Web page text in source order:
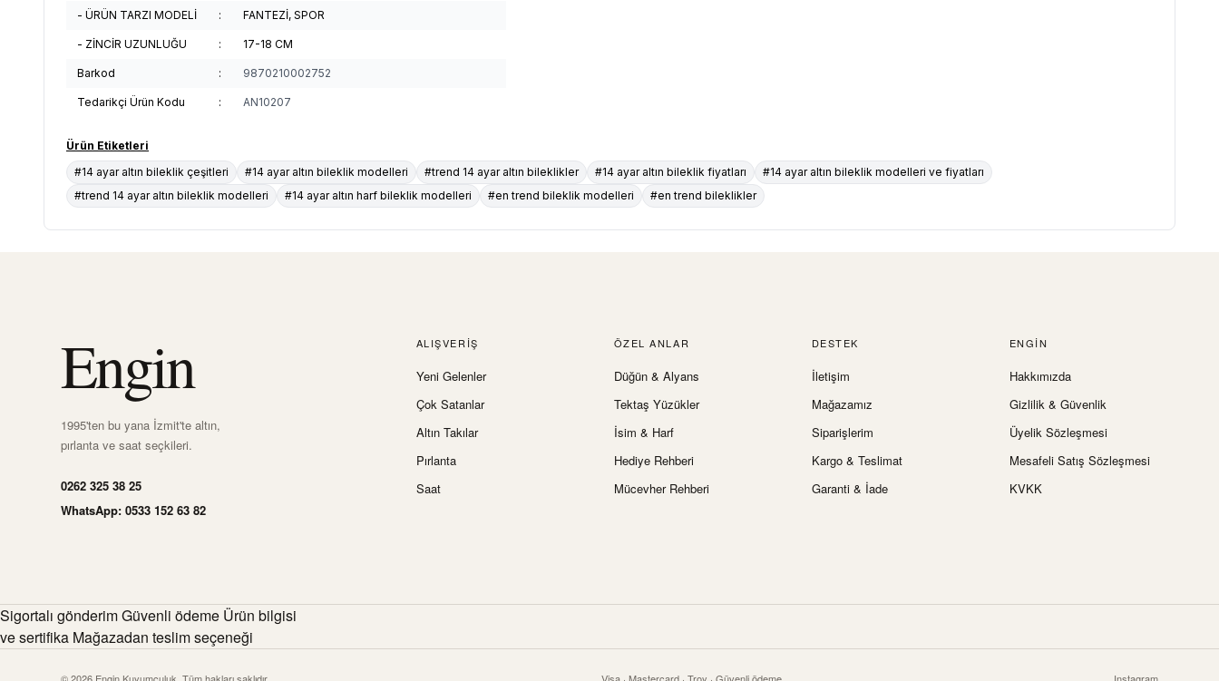
- ÜRÜN TARZI MODELİ : FANTEZİ, SPOR
- ZİNCİR UZUNLUĞU : 17-18 CM
Barkod : 9870210002752
Tedarikçi Ürün Kodu : AN10207
Ürün Etiketleri
#14 ayar altın bileklik çeşitleri
#14 ayar altın bileklik modelleri #trend 14 ayar altın bileklikler #14 ayar altın bileklik fiyatları
#14 ayar altın bileklik modelleri ve fiyatları
#trend 14 ayar altın bileklik modelleri
#14 ayar altın harf bileklik modelleri #en trend bileklik modelleri #en trend bileklikler
Engin
1995'ten bu yana İzmit'te altın,
pırlanta ve saat seçkileri.
0262 325 38 25
WhatsApp: 0533 152 63 82
ALIŞVERIŞ
Yeni Gelenler
Çok Satanlar
Altın Takılar
Pırlanta
Saat
ÖZEL ANLAR
Düğün & Alyans
Tektaş Yüzükler
İsim & Harf
Hediye Rehberi
Mücevher Rehberi
DESTEK
İletişim
Mağazamız
Siparişlerim
Kargo & Teslimat
Garanti & İade
ENGIN
Hakkımızda
Gizlilik & Güvenlik
Üyelik Sözleşmesi
Mesafeli Satış Sözleşmesi
KVKK
Sigortalı gönderim Güvenli ödeme Ürün bilgisi
ve sertifika Mağazadan teslim seçeneği